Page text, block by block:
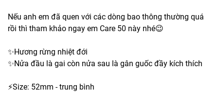
Nếu anh em đã quen với các dòng bao thông thường quá
rồi thì tham khảo ngay em Care 50 này nhé😉
✨Hương rừng nhiệt đới
✨Nửa đầu là gai còn nửa sau là gân guốc đầy kích thích
⚡️Size: 52mm - trung bình